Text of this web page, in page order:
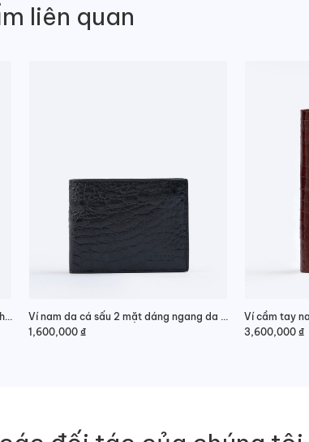
liên quan
Ví nam da cá sấu 2 mặt dáng đứng da hông lịch lãm
Ví nam da cá sấu 2 mặt dáng ngang da hông thanh lịch
1,600,000 ₫
Ví cầm tay
3,600,000 ₫